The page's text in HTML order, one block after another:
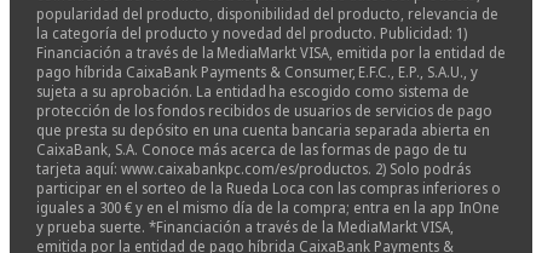
popularidad del producto, disponibilidad del producto, relevancia de
la categoría del producto y novedad del producto. Publicidad: 1)
Financiación a través de la MediaMarkt VISA, emitida por la entidad de
pago híbrida CaixaBank Payments & Consumer, E.F.C., E.P., S.A.U., y
sujeta a su aprobación. La entidad ha escogido como sistema de
protección de los fondos recibidos de usuarios de servicios de pago
que presta su depósito en una cuenta bancaria separada abierta en
CaixaBank, S.A. Conoce más acerca de las formas de pago de tu
tarjeta aquí: www.caixabankpc.com/es/productos. 2) Solo podrás
participar en el sorteo de la Rueda Loca con las compras inferiores o
iguales a 300 € y en el mismo día de la compra; entra en la app InOne
y prueba suerte. *Financiación a través de la MediaMarkt VISA,
emitida por la entidad de pago híbrida CaixaBank Payments &